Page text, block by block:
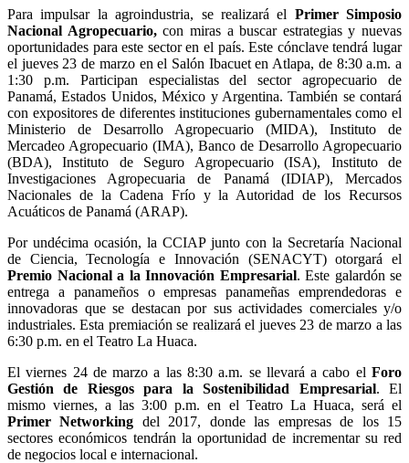
Para impulsar la agroindustria, se realizará el Primer Simposio
Nacional Agropecuario,con miras a buscar estrategias y nuevas
oportunidades para este sector en el país. Este cónclave tendrá lugar
el jueves 23 de marzo en el Salón Ibacuet en Atlapa, de 8:30 a.m. a
1:30 p.m. Participan especialistas del sector agropecuario de
Panamá, Estados Unidos, México y Argentina. También se contará
con expositores de diferentes instituciones gubernamentales como el
Ministerio de Desarrollo Agropecuario (MIDA), Instituto de
Mercadeo Agropecuario (IMA), Banco de Desarrollo Agropecuario
(BDA), Instituto de Seguro Agropecuario (ISA), Instituto de
Investigaciones Agropecuaria de Panamá (IDIAP), Mercados
Nacionales de la Cadena Frío y la Autoridad de los Recursos
Acuáticos de Panamá (ARAP).
Por undécima ocasión, la CCIAP junto con la Secretaría Nacional
de Ciencia, Tecnología e Innovación (SENACYT) otorgará el
Premio Nacional a la Innovación Empresarial. Este galardón se
entrega a panameños o empresas panameñas emprendedoras e
innovadoras que se destacan por sus actividades comerciales y/o
industriales. Esta premiación se realizará el jueves 23 de marzo a las
6:30 p.m. en el Teatro La Huaca.
El viernes 24 de marzo a las 8:30 a.m. se llevará a cabo el Foro
Gestión de Riesgos para la Sostenibilidad Empresarial. El
mismo viernes, a las 3:00 p.m. en el Teatro La Huaca, será el
Primer Networking del 2017, donde las empresas de los 15
sectores económicos tendrán la oportunidad de incrementar su red
de negocios local e internacional.